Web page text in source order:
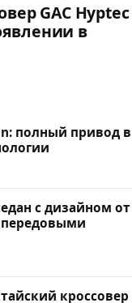
GAC Hyptec
в
полный привод в
с дизайном от
передовыми
кроссовер